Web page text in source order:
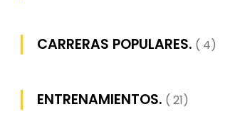
CARRERAS POPULARES. ( 4)
ENTRENAMIENTOS. ( 21)